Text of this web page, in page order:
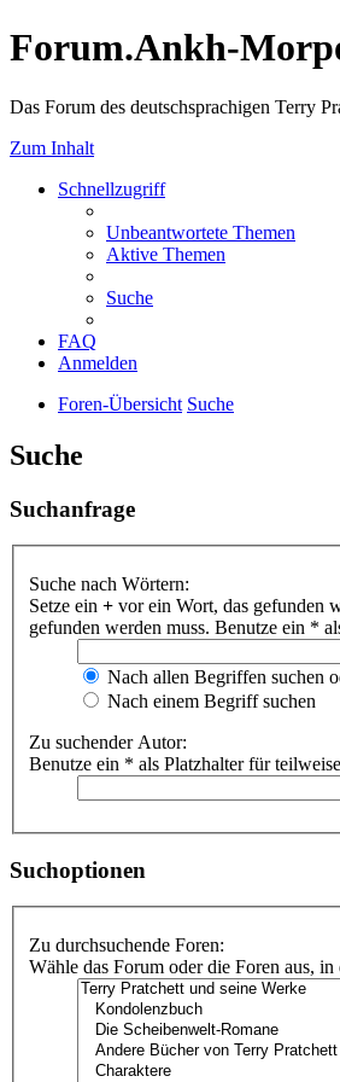
Forum.Ankh-
Das Forum des deutschsprachigen Terry
Zum Inhalt
Schnellzugriff
Unbeantwortete Themen
Aktive Themen
Suche
FAQ
Anmelden
Foren-Übersicht Suche
Suche
Suchanfrage
Suche nach Wörtern:
Setze ein + vor ein Wort, das gefunden
gefunden werden muss. Benutze ein *
Nach allen Begriffen suchen
Nach einem Begriff suchen
Zu suchender Autor:
Benutze ein * als Platzhalter für
Suchoptionen
Zu durchsuchende Foren:
Wähle das Forum oder die Foren aus,